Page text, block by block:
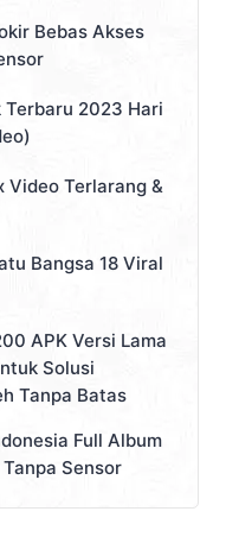
Bebas Akses
Terbaru 2023 Hari
Video Terlarang &
Bangsa 18 Viral
APK Versi Lama
Solusi
Tanpa Batas
Full Album
Sensor